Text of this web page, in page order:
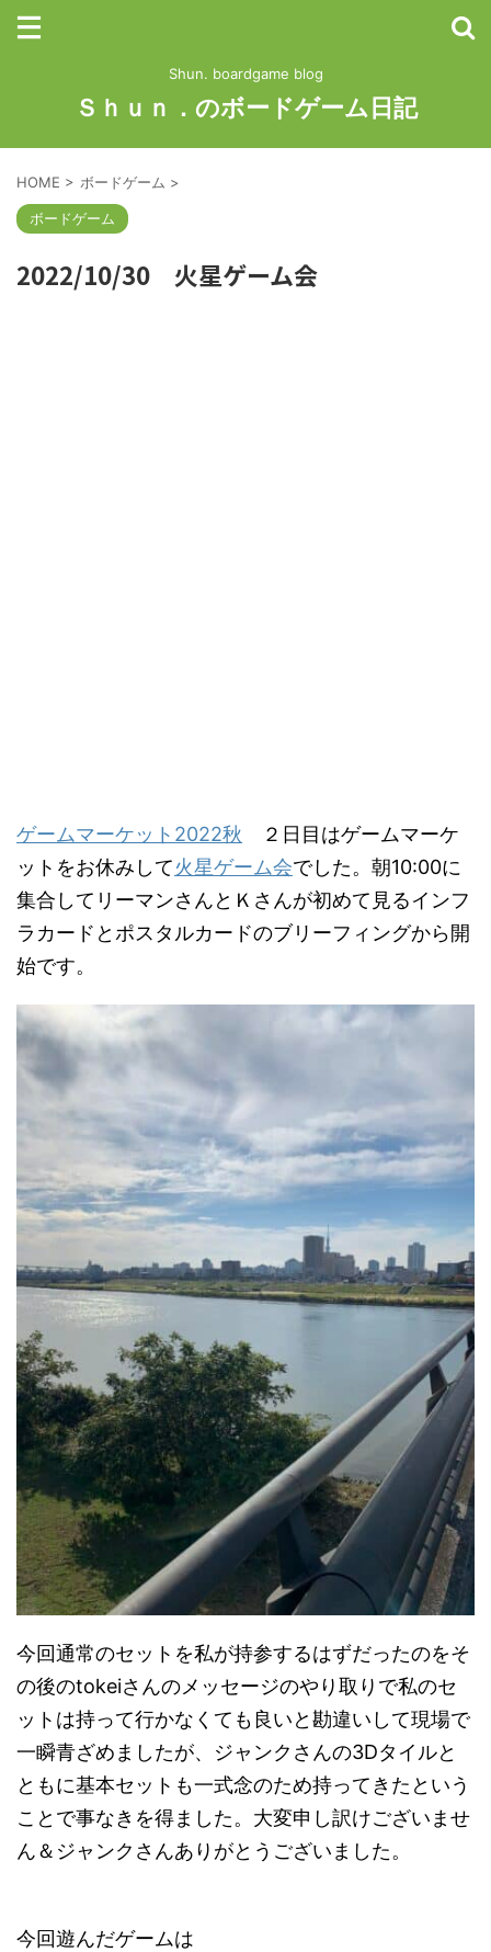
Shun. boardgame blog
Ｓｈｕｎ．のボードゲーム日記
HOME > ボードゲーム >
ボードゲーム
2022/10/30 火星ゲーム会
ゲームマーケット2022秋 ２日目はゲームマーケ
ットをお休みして火星ゲーム会でした。朝10:00に
集合してリーマンさんとＫさんが初めて見るインフ
ラカードとポスタルカードのブリーフィングから開
始です。
今回通常のセットを私が持参するはずだったのをそ
の後のtokeiさんのメッセージのやり取りで私のセ
ットは持って行かなくても良いと勘違いして現場で
一瞬青ざめましたが、ジャンクさんの3Dタイルと
ともに基本セットも一式念のため持ってきたという
ことで事なきを得ました。大変申し訳けございませ
ん＆ジャンクさんありがとうございました。
今回遊んだゲームは